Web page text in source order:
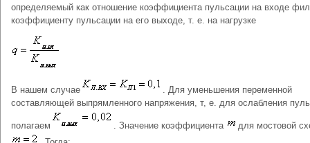
определяемый как отношение коэффициента пульсации на входе
коэффициенту пульсации на его выходе, т. е. на нагрузке
В нашем случае
. Для уменьшения переменной
составляющей выпрямленного напряжения, т, е. для ослабления
полагаем . Значение коэффициента
для мостовой